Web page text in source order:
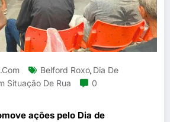
Belford Roxo, Dia De
Situação De Rua
0
ações pelo Dia de